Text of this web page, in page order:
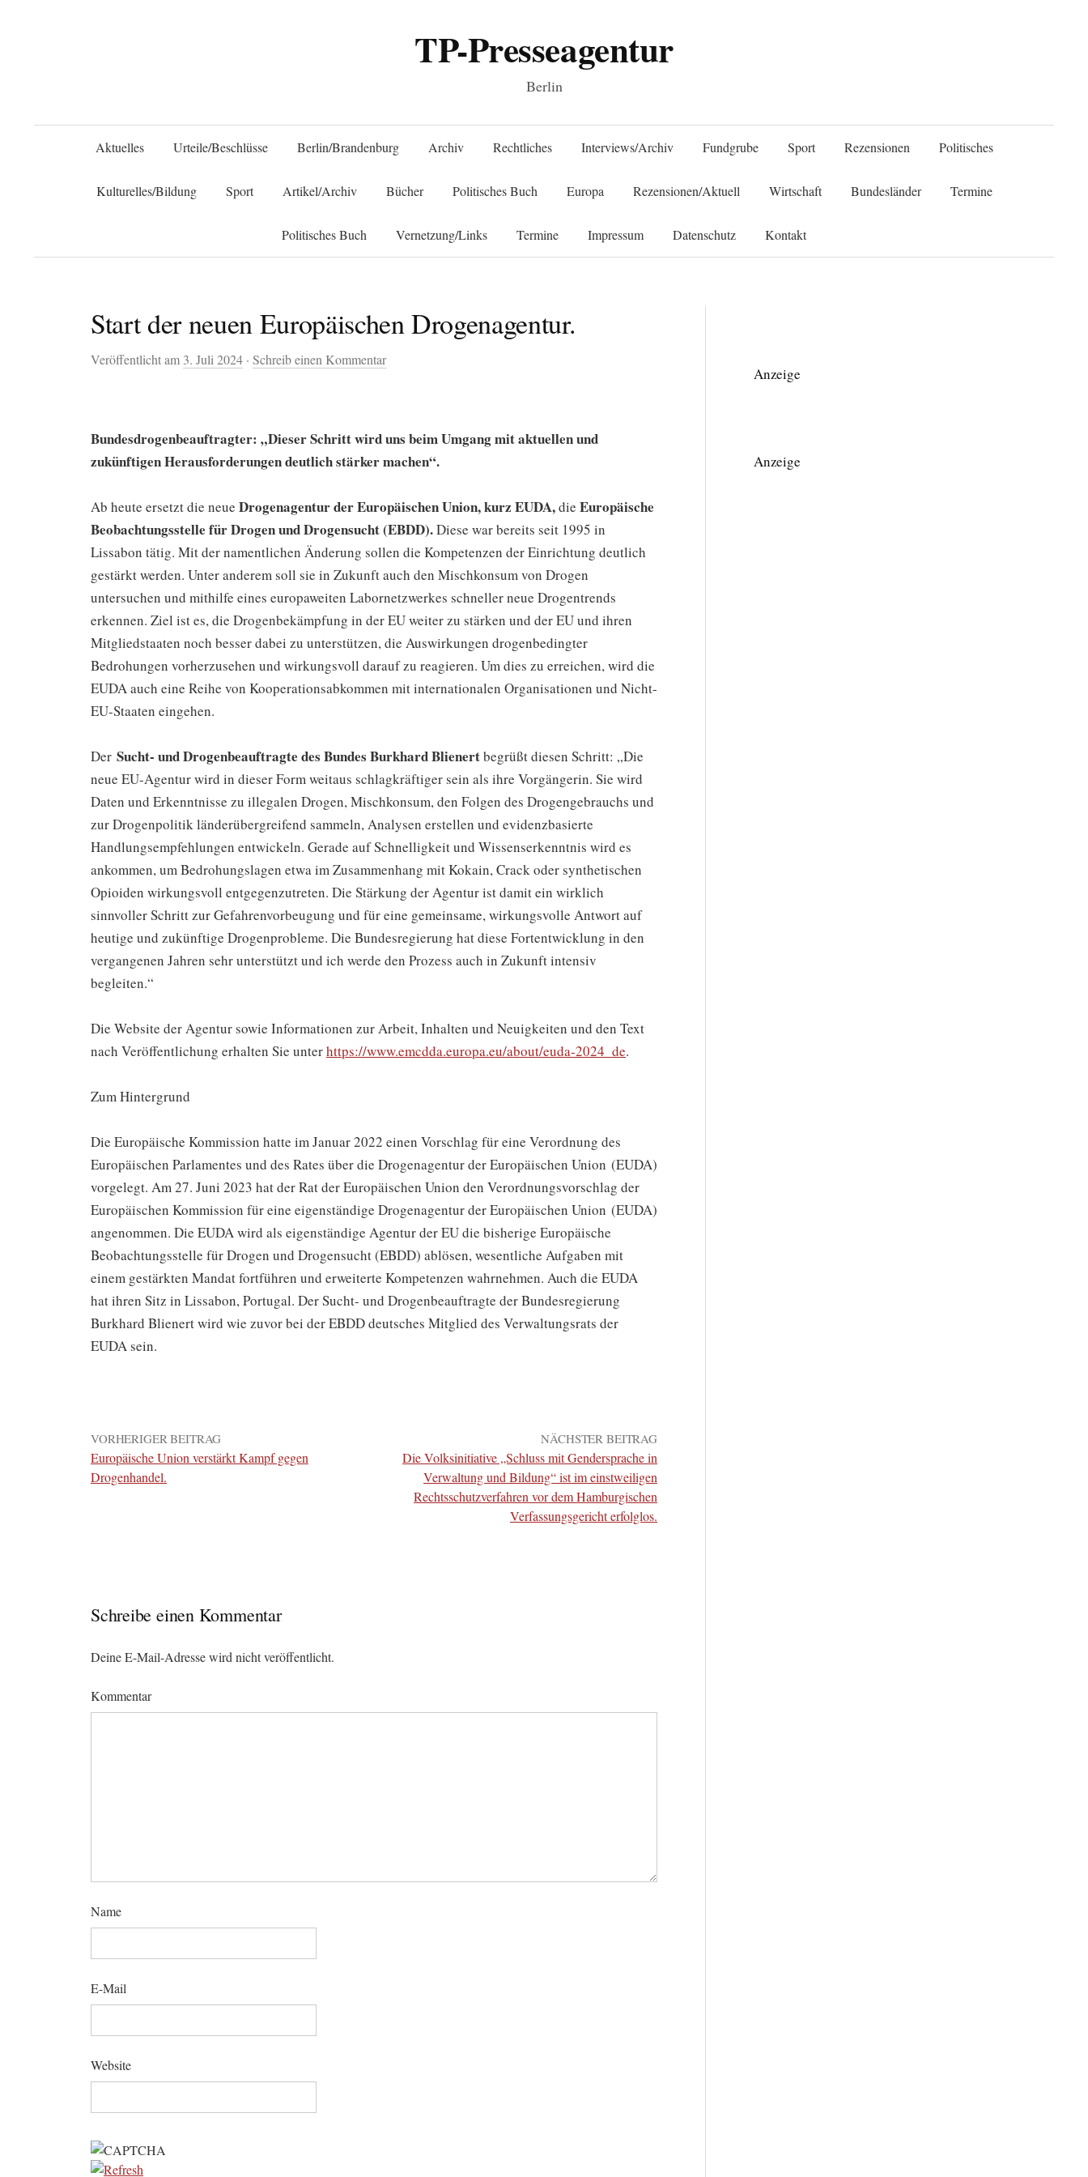
TP-Presseagentur
Berlin
Springe zum Inhalt
Aktuelles Urteile/Beschlüsse Berlin/Brandenburg Archiv Rechtliches Interviews/Archiv Fundgrube Sport Rezensionen Politisches
Kulturelles/Bildung Sport Artikel/Archiv Bücher Politisches Buch Europa Rezensionen/Aktuell Wirtschaft Bundesländer Termine
Politisches Buch Vernetzung/Links Termine Impressum Datenschutz Kontakt
Start der neuen Europäischen Drogenagentur.
Veröffentlicht am 3. Juli 2024 · Schreib einen Kommentar
Bundesdrogenbeauftragter: „Dieser Schritt wird uns beim Umgang mit aktuellen und
zukünftigen Herausforderungen deutlich stärker machen“.
Ab heute ersetzt die neue Drogenagentur der Europäischen Union, kurz EUDA,die Europäische
Beobachtungsstelle für Drogen und Drogensucht (EBDD).Diese war bereits seit 1995 in
Lissabon tätig. Mit der namentlichen Änderung sollen die Kompetenzen der Einrichtung deutlich
gestärkt werden. Unter anderem soll sie in Zukunft auch den Mischkonsum von Drogen
untersuchen und mithilfe eines europaweiten Labornetzwerkes schneller neue Drogentrends
erkennen. Ziel ist es, die Drogenbekämpfung in der EU weiter zu stärken und der EU und ihren
Mitgliedstaaten noch besser dabei zu unterstützen, die Auswirkungen drogenbedingter
Bedrohungen vorherzusehen und wirkungsvoll darauf zu reagieren. Um dies zu erreichen, wird die
EUDA auch eine Reihe von Kooperationsabkommen mit internationalen Organisationen und Nicht-
EU-Staaten eingehen.
Der Sucht- und Drogenbeauftragte des Bundes Burkhard Blienertbegrüßt diesen Schritt: „Die
neue EU-Agentur wird in dieser Form weitaus schlagkräftiger sein als ihre Vorgängerin. Sie wird
Daten und Erkenntnisse zu illegalen Drogen, Mischkonsum, den Folgen des Drogengebrauchs und
zur Drogenpolitik länderübergreifend sammeln, Analysen erstellen und evidenzbasierte
Handlungsempfehlungen entwickeln. Gerade auf Schnelligkeit und Wissenserkenntnis wird es
ankommen, um Bedrohungslagen etwa im Zusammenhang mit Kokain, Crack oder synthetischen
Opioiden wirkungsvoll entgegenzutreten. Die Stärkung der Agentur ist damit ein wirklich
sinnvoller Schritt zur Gefahrenvorbeugung und für eine gemeinsame, wirkungsvolle Antwort auf
heutige und zukünftige Drogenprobleme. Die Bundesregierung hat diese Fortentwicklung in den
vergangenen Jahren sehr unterstützt und ich werde den Prozess auch in Zukunft intensiv
begleiten.“
Die Website der Agentur sowie Informationen zur Arbeit, Inhalten und Neuigkeiten und den Text
nach Veröffentlichung erhalten Sie unterhttps://www.emcdda.europa.eu/about/euda-2024_de.
Zum Hintergrund
Die Europäische Kommission hatte im Januar 2022 einen Vorschlag für eine Verordnung des
Europäischen Parlamentes und des Rates über die Drogenagentur der Europäischen Union (EUDA)
vorgelegt. Am 27. Juni 2023 hat der Rat der Europäischen Union den Verordnungsvorschlag der
Europäischen Kommission für eine eigenständige Drogenagentur der Europäischen Union (EUDA)
angenommen. Die EUDA wird als eigenständige Agentur der EU die bisherige Europäische
Beobachtungsstelle für Drogen und Drogensucht (EBDD) ablösen, wesentliche Aufgaben mit
einem gestärkten Mandat fortführen und erweiterte Kompetenzen wahrnehmen. Auch die EUDA
hat ihren Sitz in Lissabon, Portugal. Der Sucht- und Drogenbeauftragte der Bundesregierung
Burkhard Blienert wird wie zuvor bei der EBDD deutsches Mitglied des Verwaltungsrats der
EUDA sein.
VORHERIGER BEITRAG
Europäische Union verstärkt Kampf gegen
Drogenhandel.
NÄCHSTER BEITRAG
Die Volksinitiative „Schluss mit Gendersprache in
Verwaltung und Bildung“ ist im einstweiligen
Rechtsschutzverfahren vor dem Hamburgischen
Verfassungsgericht erfolglos.
Schreibe einen Kommentar
Deine E-Mail-Adresse wird nicht veröffentlicht.
Kommentar
Name
E-Mail
Website
Anzeige
Anzeige